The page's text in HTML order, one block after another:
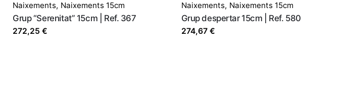
Naixements, Naixements 15cm
Grup “Serenitat” 15cm | Ref. 367
272,25 €
Naixements, Naixements 15cm
Grup despertar 15cm | Ref. 580
274,67 €